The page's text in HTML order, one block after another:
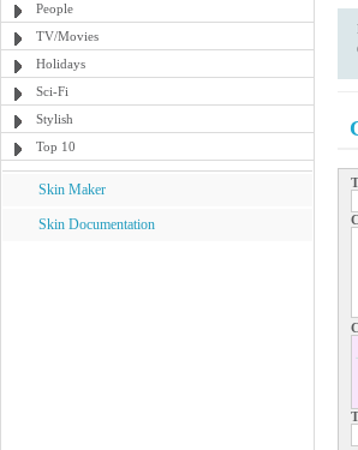
People
TV/Movies
Holidays
Sci-Fi
Stylish
Top 10
Skin Maker
Skin Documentation